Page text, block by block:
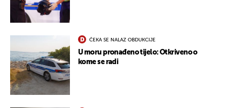
ČEKA SE NALAZ OBDUKCIJE
U moru pronađeno tijelo: Otkriveno o
kome se radi